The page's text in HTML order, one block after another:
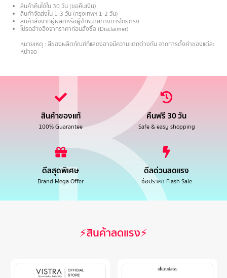
สินค้าคืนได้ใน 30 วัน (ขอคืนเงิน)
สินค้าจัดส่งใน 1-3 วัน (กรุงเทพฯ 1-2 วัน)
สินค้าส่งจากผู้ผลิตหรือผู้จำหน่ายทางการโดยตรง
โปรดอ้างอิงจากราคาก่อนสั่งซื้อ (Disclaimer)
หมายเหตุ : สีของผลิตภัณฑ์ที่แสดงอาจมีความแตกต่างกัน จากการตั้งค่าของแต่ละ
หน้าจอ
สินค้าของแท้
100% Guarantee
คืนฟรี 30 วัน
Safe & easy shopping
ดีลสุดพิเศษ
Brand Mega Offer
ดีลด่วนลดแรง
ช้อปราคา Flash Sale
⚡สินค้าลดแรง⚡